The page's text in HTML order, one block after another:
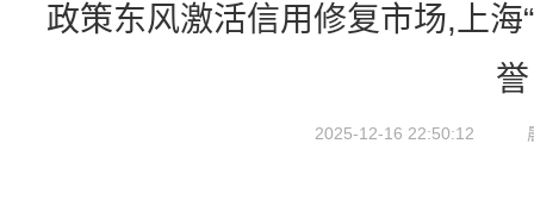
政策东风激活信用修复市场,上海
誉
2025-12-16 22:50:12